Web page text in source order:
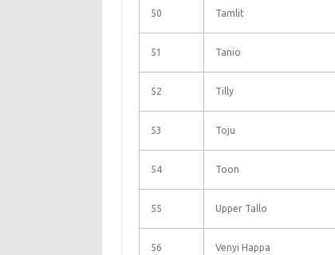
50 Tamlit
51 Tanio
52 Tilly
53 Toju
54 Toon
55 Upper Tallo
56 Venyi Happa